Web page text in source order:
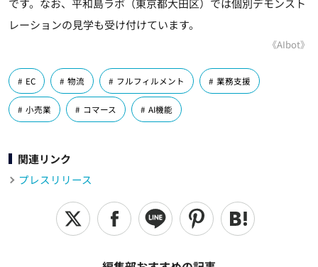
です。なお、平和島ラボ（東京都大田区）では個別デモンスト
レーションの見学も受け付けています。
《AIbot》
EC 物流 フルフィルメント 業務支援
小売業 コマース AI機能
関連リンク
プレスリリース